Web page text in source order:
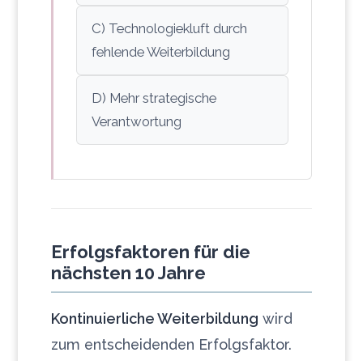
C) Technologiekluft durch
fehlende Weiterbildung
D) Mehr strategische
Verantwortung
Erfolgsfaktoren für die
nächsten 10 Jahre
Kontinuierliche Weiterbildung wird
zum entscheidenden Erfolgsfaktor.